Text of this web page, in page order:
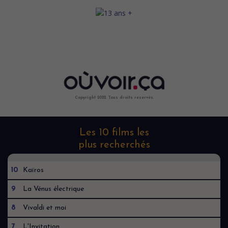
Copyright 2022. Tous droits reservés.
Les 10 films les
plus recherchés
10 Kaïros
9 La Vénus électrique
8 Vivaldi et moi